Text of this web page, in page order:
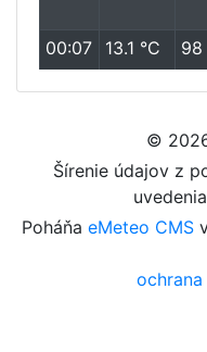
00:07 13.1 °C 98
00:09 13.2 °C 98
00:10 13.3 °C 98
©
Šírenie údajov z
Poháňa eMeteo CMS